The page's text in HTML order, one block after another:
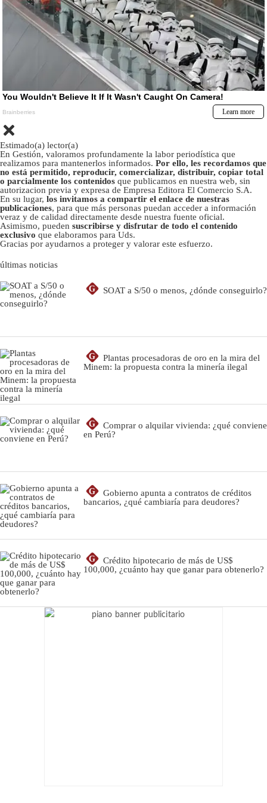
Estimado(a) lector(a)
En Gestión, valoramos profundamente la labor periodística que
realizamos para mantenerlos informados. Por ello, les recordamos que
no está permitido, reproducir, comercializar, distribuir, copiar total
o parcialmente los contenidos que publicamos en nuestra web, sin
autorizacion previa y expresa de Empresa Editora El Comercio S.A.
En su lugar, los invitamos a compartir el enlace de nuestras
publicaciones, para que más personas puedan acceder a información
veraz y de calidad directamente desde nuestra fuente oficial.
Asimismo, pueden suscribirse y disfrutar de todo el contenido
exclusivo que elaboramos para Uds.
Gracias por ayudarnos a proteger y valorar este esfuerzo.
últimas noticias
G SOAT a S/50 o menos, ¿dónde conseguirlo?
G
Plantas procesadoras de oro en la mira del
Minem: la propuesta contra la minería ilegal
G
Comprar o alquilar vivienda: ¿qué conviene
en Perú?
G
Gobierno apunta a contratos de créditos
bancarios, ¿qué cambiaría para deudores?
G
Crédito hipotecario de más de US$
100,000, ¿cuánto hay que ganar para obtenerlo?